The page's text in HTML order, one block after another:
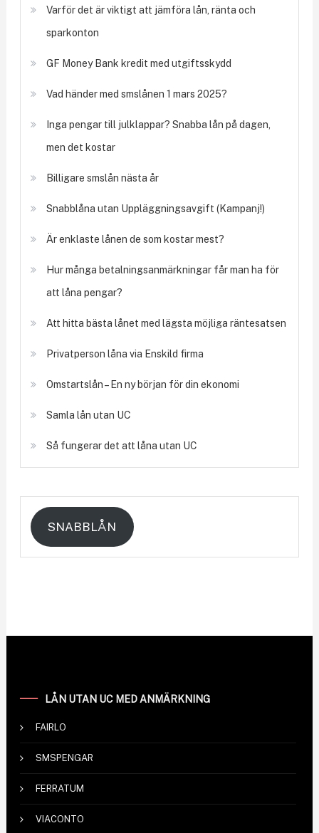
Varför det är viktigt att jämföra lån, ränta och
sparkonton
GF Money Bank kredit med utgiftsskydd
Vad händer med smslånen 1 mars 2025?
Inga pengar till julklappar? Snabba lån på dagen,
men det kostar
Billigare smslån nästa år
Snabblåna utan Uppläggningsavgift (Kampanj!)
Är enklaste lånen de som kostar mest?
Hur många betalningsanmärkningar får man ha för
att låna pengar?
Att hitta bästa lånet med lägsta möjliga räntesatsen
Privatperson låna via Enskild firma
Omstartslån – En ny början för din ekonomi
Samla lån utan UC
Så fungerar det att låna utan UC
SNABBLÅN
LÅN UTAN UC MED ANMÄRKNING
FAIRLO
SMSPENGAR
FERRATUM
VIACONTO